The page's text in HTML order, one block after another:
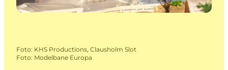
Foto: KHS Productions, Clausholm Slot
Foto: Modelbane Europa